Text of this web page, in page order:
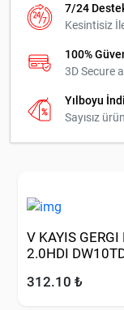
7/24
Kesintisiz
100%
3D Secure
Yılboyu
Sayısız
V KAYIS
2.0HDI
312.10 ₺